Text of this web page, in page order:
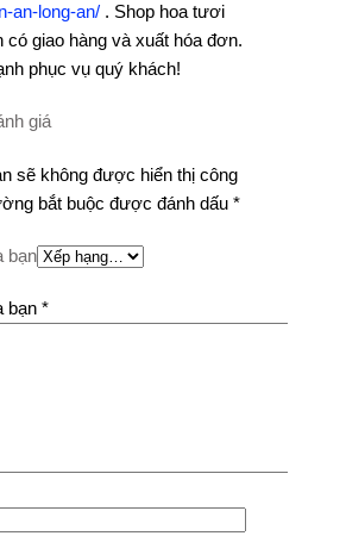
an-long-an/ . Shop hoa tươi
có giao hàng và xuất hóa đơn.
phục vụ quý khách!
giá
sẽ không được hiển thị công
bắt buộc được đánh dấu *
bạn
bạn *